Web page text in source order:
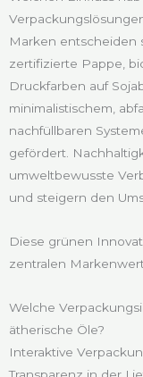
Marken entscheiden
zertifizierte Pappe,
Druckfarben auf
minimalistischem,
nachfüllbaren
gefördert.
umweltbewusste
und steigern den
Diese grünen
zentralen
Welche
ätherische Öle?
Interaktive